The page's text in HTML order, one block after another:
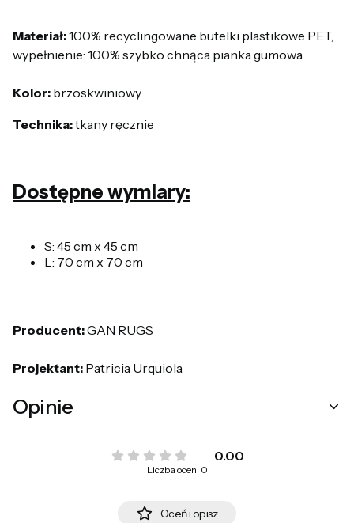
Materiał:100% recyclingowane butelki plastikowe PET,
wypełnienie: 100% szybko chnąca pianka gumowa
Kolor: brzoskwiniowy
Technika:tkany ręcznie
Dostępne wymiary:
S: 45 cm x 45 cm
L: 70 cm x 70 cm
Producent:GAN RUGS
Projektant: Patricia Urquiola
Opinie
0.00
Liczba ocen: 0
Oceń i opisz